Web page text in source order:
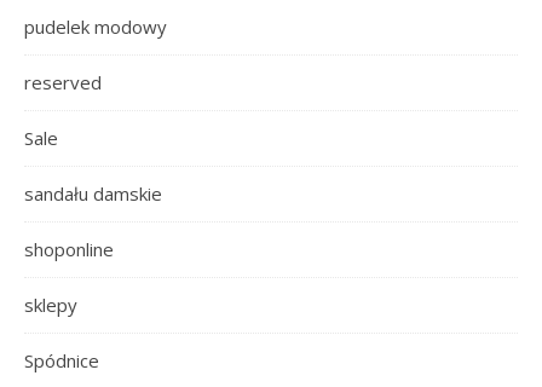
pudelek modowy
reserved
Sale
sandału damskie
shoponline
sklepy
Spódnice